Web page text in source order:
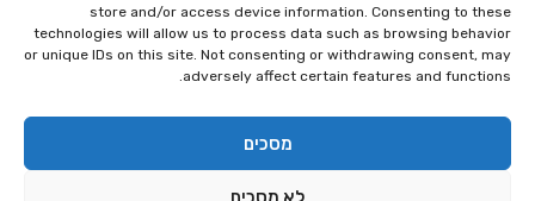
store and/or access device information. Consenting to these
technologies will allow us to process data such as browsing behavior
or unique IDs on this site. Not consenting or withdrawing consent, may
adversely affect certain features and functions.
מסכים